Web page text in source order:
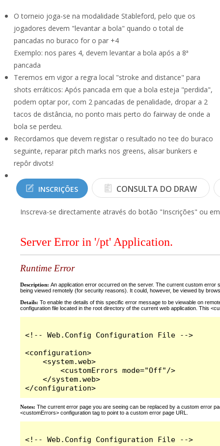
O torneio joga-se na modalidade Stableford, pelo que os
jogadores devem "levantar a bola" quando o total de
pancadas no buraco for o par +4
Exemplo: nos pares 4, devem levantar a bola após a 8ª
pancada
Teremos em vigor a regra local "stroke and distance" para
shots erráticos: Após pancada em que a bola esteja "perdida",
podem optar por, com 2 pancadas de penalidade, dropar a 2
tacos de distância, no ponto mais perto do fairway de onde a
bola se perdeu.
Recordamos que devem registar o resultado no tee do buraco
seguinte, reparar pitch marks nos greens, alisar bunkers e
repôr divots!
INSCRIÇÕES CONSULTA DO DRAW
Inscreva-se directamente através do botão "Inscrições" ou